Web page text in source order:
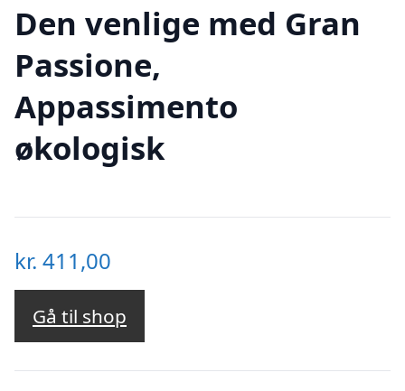
Den venlige med Gran
Passione,
Appassimento
økologisk
kr. 411,00
Gå til shop